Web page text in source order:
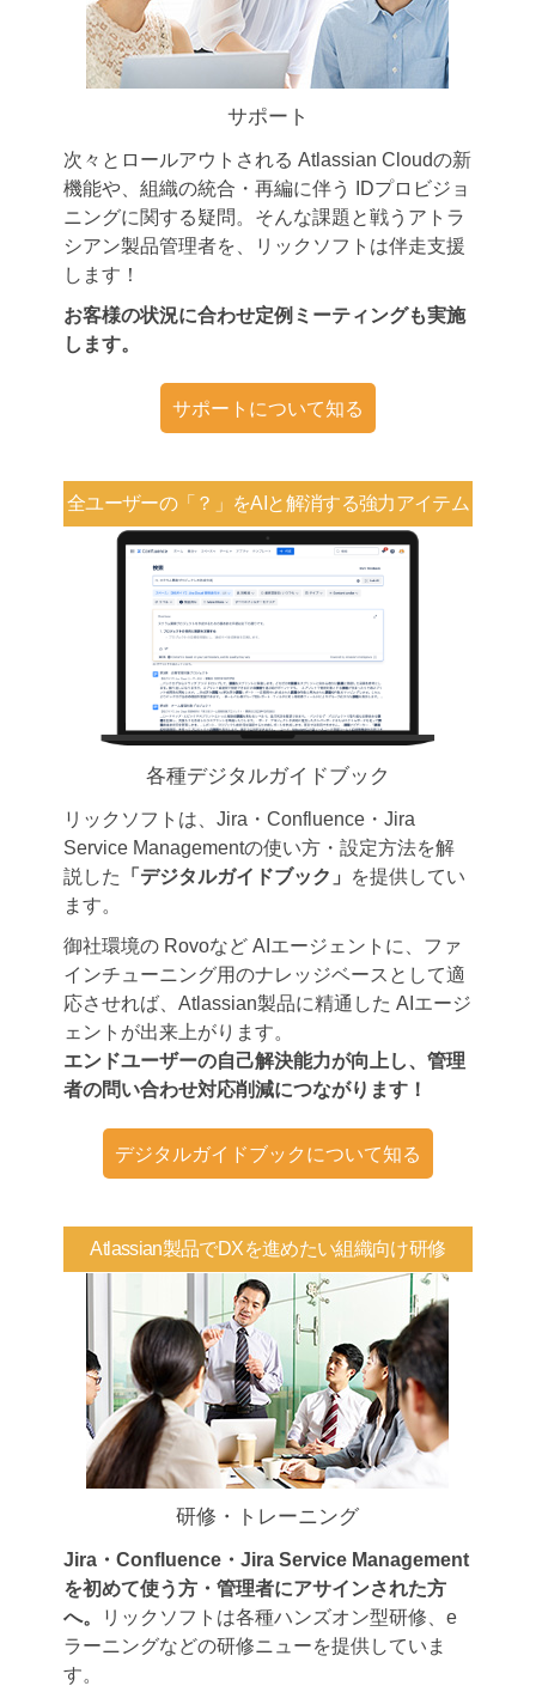
サポート
次々とロールアウトされる Atlassian Cloudの新
機能や、組織の統合・再編に伴う IDプロビジョ
ニングに関する疑問。そんな課題と戦うアトラ
シアン製品管理者を、リックソフトは伴走支援
します！
お客様の状況に合わせ定例ミーティングも実施
します。
サポートについて知る
全ユーザーの「？」をAIと解消する強力アイテム
各種デジタルガイドブック
リックソフトは、Jira・Confluence・Jira
Service Managementの使い方・設定方法を解
説した
「デジタルガイドブック」 を提供してい
ます。
御社環境の Rovoなど AIエージェントに、ファ
インチューニング用のナレッジベースとして適
応させれば、Atlassian製品に精通した AIエージ
ェントが出来上がります。
エンドユーザーの自己解決能力が向上し、管理
者の問い合わせ対応削減につながります！
デジタルガイドブックについて知る
Atlassian製品でDXを進めたい組織向け研修
研修・トレーニング
Jira・Confluence・Jira Service Management
を初めて使う方・管理者にアサインされた方
へ。
リックソフトは各種ハンズオン型研修、e
ラーニングなどの研修ニューを提供していま
す。